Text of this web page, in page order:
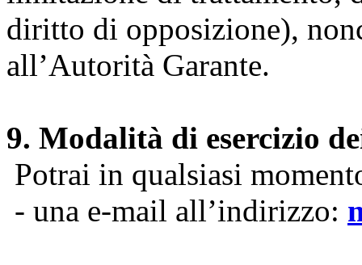
diritto di opposizione),
all’Autorità Garante.
9. Modalità di esercizio
Potrai in qualsiasi
- una e-mail all’indirizzo: